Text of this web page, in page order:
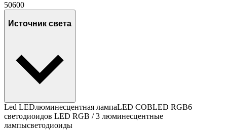
50600
Источник света
Led LEDлюминесцентная лампаLED COBLED RGB6
светодиоидов LED RGB / 3 люминесцентные
лампысветодиоиды